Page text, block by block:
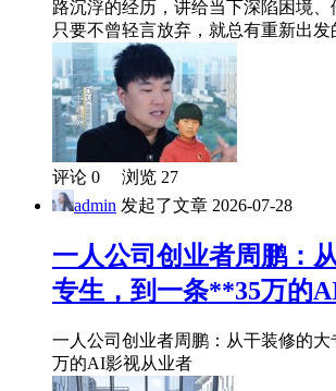
路沉浮的经历，讲给当下深陷困境、
只要不曾轻言放弃，就总有重新出
评论 0 浏览 27
admin 发起了文章 2026-07-28
一人公司创业者周鹏：
专生，到一条**35万的
一人公司创业者周鹏：从干装修的
万的AI影视从业者